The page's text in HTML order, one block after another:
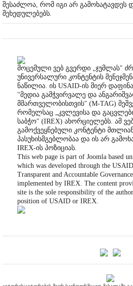
შესაძლოა, რომ იგი არ გამოხატავდეს
შეხედულებებს.
მოცემული ვებ გვერდი „ჯუმლას"
უნივერსალური კონტენტის
ნაწილია. ის USAID-ის მიერ
"მედია გამჭვირვალე და
მმართველობისთვის" (M-TAG)
რომელსაც „კვლევისა და
საბჭო" (IREX) ახორციელებს. ამ
გამოქვეყნებული კონტენტი
პასუხისმგებლობაა და ის არ
IREX-ის პოზიციას.
This web page is part of Joomla based
which was developed through the
Transparent and Accountable
implemented by IREX. The content
site is the sole responsibility of the
position of USAID or IREX.